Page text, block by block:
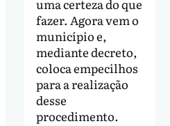
uma certeza do que
fazer. Agora vem o
município e,
mediante decreto,
coloca empecilhos
para a realização
desse
procedimento.